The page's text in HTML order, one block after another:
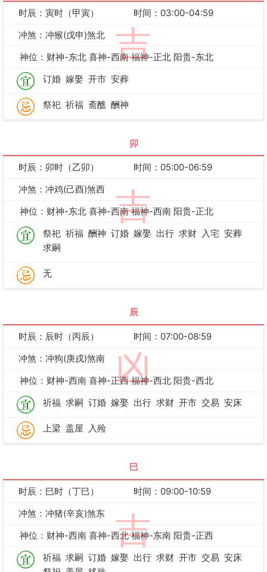
吉
时辰：寅时（甲寅）
时间：03:00-04:59
冲煞：冲猴(戊申)煞北
神位：财神-东北 喜神-西南 福神-正北 阳贵-东北
订婚 嫁娶 开市 安葬
祭祀 祈福 斋醮 酬神
卯
吉
时辰：卯时（乙卯）
时间：05:00-06:59
冲煞：冲鸡(己酉)煞西
神位：财神-东北 喜神-西南 福神-西南 阳贵-正北
祭祀 祈福 酬神 订婚 嫁娶 出行 求财 入宅 安葬
求嗣
无
辰
凶
时辰：辰时（丙辰）
时间：07:00-08:59
冲煞：冲狗(庚戌)煞南
神位：财神-西南 喜神-正西 福神-西北 阳贵-西北
祈福 求嗣 订婚 嫁娶 出行 求财 开市 交易 安床
上梁 盖屋 入殓
巳
吉
时辰：巳时（丁巳）
时间：09:00-10:59
冲煞：冲猪(辛亥)煞东
神位：财神-西南 喜神-西北 福神-东南 阳贵-正西
祈福 求嗣 订婚 嫁娶 出行 求财 开市 交易 安床